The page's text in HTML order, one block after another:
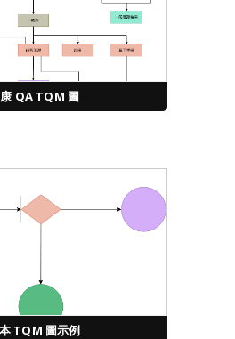
QA TQM 圖
TQM 圖示例